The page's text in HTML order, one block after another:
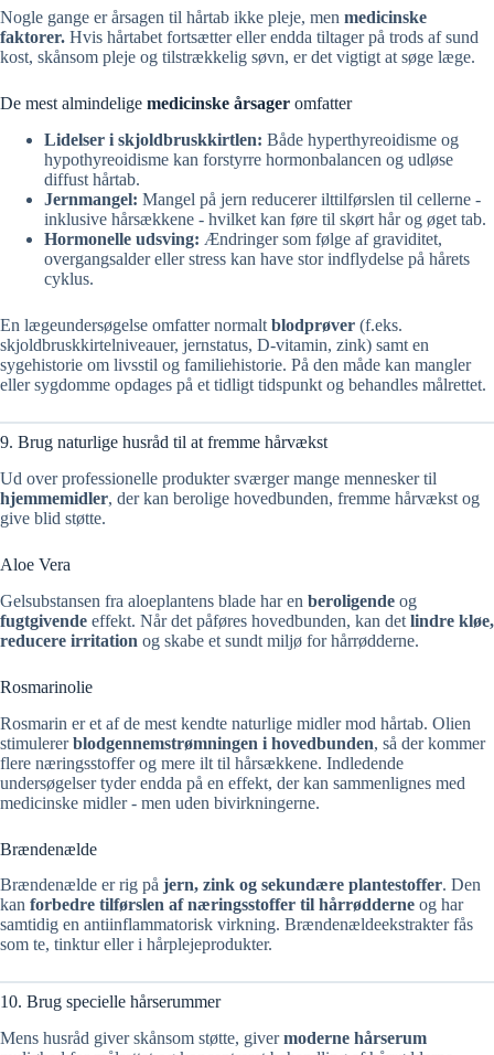
Nogle gange er årsagen til hårtab ikke pleje, men medicinske
faktorer. Hvis hårtabet fortsætter eller endda tiltager på trods af sund
kost, skånsom pleje og tilstrækkelig søvn, er det vigtigt at søge læge.
De mest almindelige medicinske årsager omfatter
Lidelser i skjoldbruskkirtlen: Både hyperthyreoidisme og
hypothyreoidisme kan forstyrre hormonbalancen og udløse
diffust hårtab.
Jernmangel: Mangel på jern reducerer ilttilførslen til cellerne -
inklusive hårsækkene - hvilket kan føre til skørt hår og øget tab.
Hormonelle udsving: Ændringer som følge af graviditet,
overgangsalder eller stress kan have stor indflydelse på hårets
cyklus.
En lægeundersøgelse omfatter normalt blodprøver (f.eks.
skjoldbruskkirtelniveauer, jernstatus, D-vitamin, zink) samt en
sygehistorie om livsstil og familiehistorie. På den måde kan mangler
eller sygdomme opdages på et tidligt tidspunkt og behandles målrettet.
9. Brug naturlige husråd til at fremme hårvækst
Ud over professionelle produkter sværger mange mennesker til
hjemmemidler, der kan berolige hovedbunden, fremme hårvækst og
give blid støtte.
Aloe Vera
Gelsubstansen fra aloeplantens blade har en beroligende og
fugtgivende effekt. Når det påføres hovedbunden, kan det lindre kløe,
reducere irritation og skabe et sundt miljø for hårrødderne.
Rosmarinolie
Rosmarin er et af de mest kendte naturlige midler mod hårtab. Olien
stimulererblodgennemstrømningen i hovedbunden, så der kommer
flere næringsstoffer og mere ilt til hårsækkene. Indledende
undersøgelser tyder endda på en effekt, der kan sammenlignes med
medicinske midler - men uden bivirkningerne.
Brændenælde
Brændenælde er rig på jern, zink og sekundære plantestoffer. Den
kan forbedre tilførslen af næringsstoffer til hårrødderne og har
samtidig en antiinflammatorisk virkning. Brændenældeekstrakter fås
som te, tinktur eller i hårplejeprodukter.
10. Brug specielle hårserummer
Mens husråd giver skånsom støtte, givermoderne hårserum